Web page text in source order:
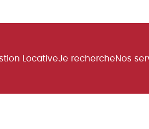
LocativeJe rechercheNos